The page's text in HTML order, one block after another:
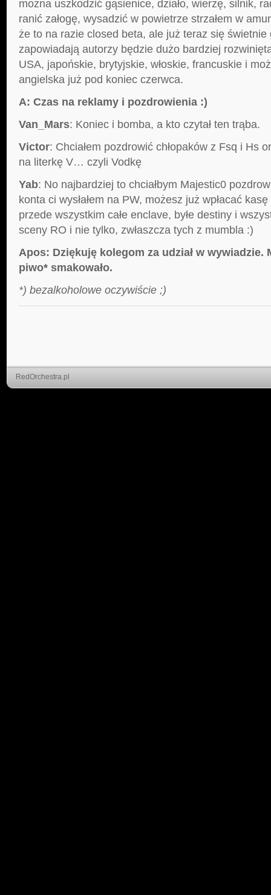
można uszkodzić gąsienice, działo, wierzę, silnik,
ranić załogę, wysadzić w powietrze strzałem w
że to na razie closed beta, ale już teraz się świetnie
zapowiadają autorzy będzie dużo bardziej
USA, japońskie, brytyjskie, włoskie, francuskie i
angielska już pod koniec czerwca.
A: Czas na reklamy i pozdrowienia :)
Van_Mars: Koniec i bomba, a kto czytał ten trąba.
Victor: Chciałem pozdrowić chłopaków z Fsq i Hs
na literkę V… czyli Vodkę
Yab: No najbardziej to chciałbym Majestic0
konta ci wysłałem na PW, możesz już wpłacać
przede wszystkim całe enclave, byłe destiny i
sceny RO i nie tylko, zwłaszcza tych z mumbla :)
Apos: Dziękuję kolegom za udział w wywiadzie.
piwo* smakowało.
*) bezalkoholowe oczywiście ;)
RedOrchestra.pl